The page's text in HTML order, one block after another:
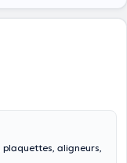
aligneurs,